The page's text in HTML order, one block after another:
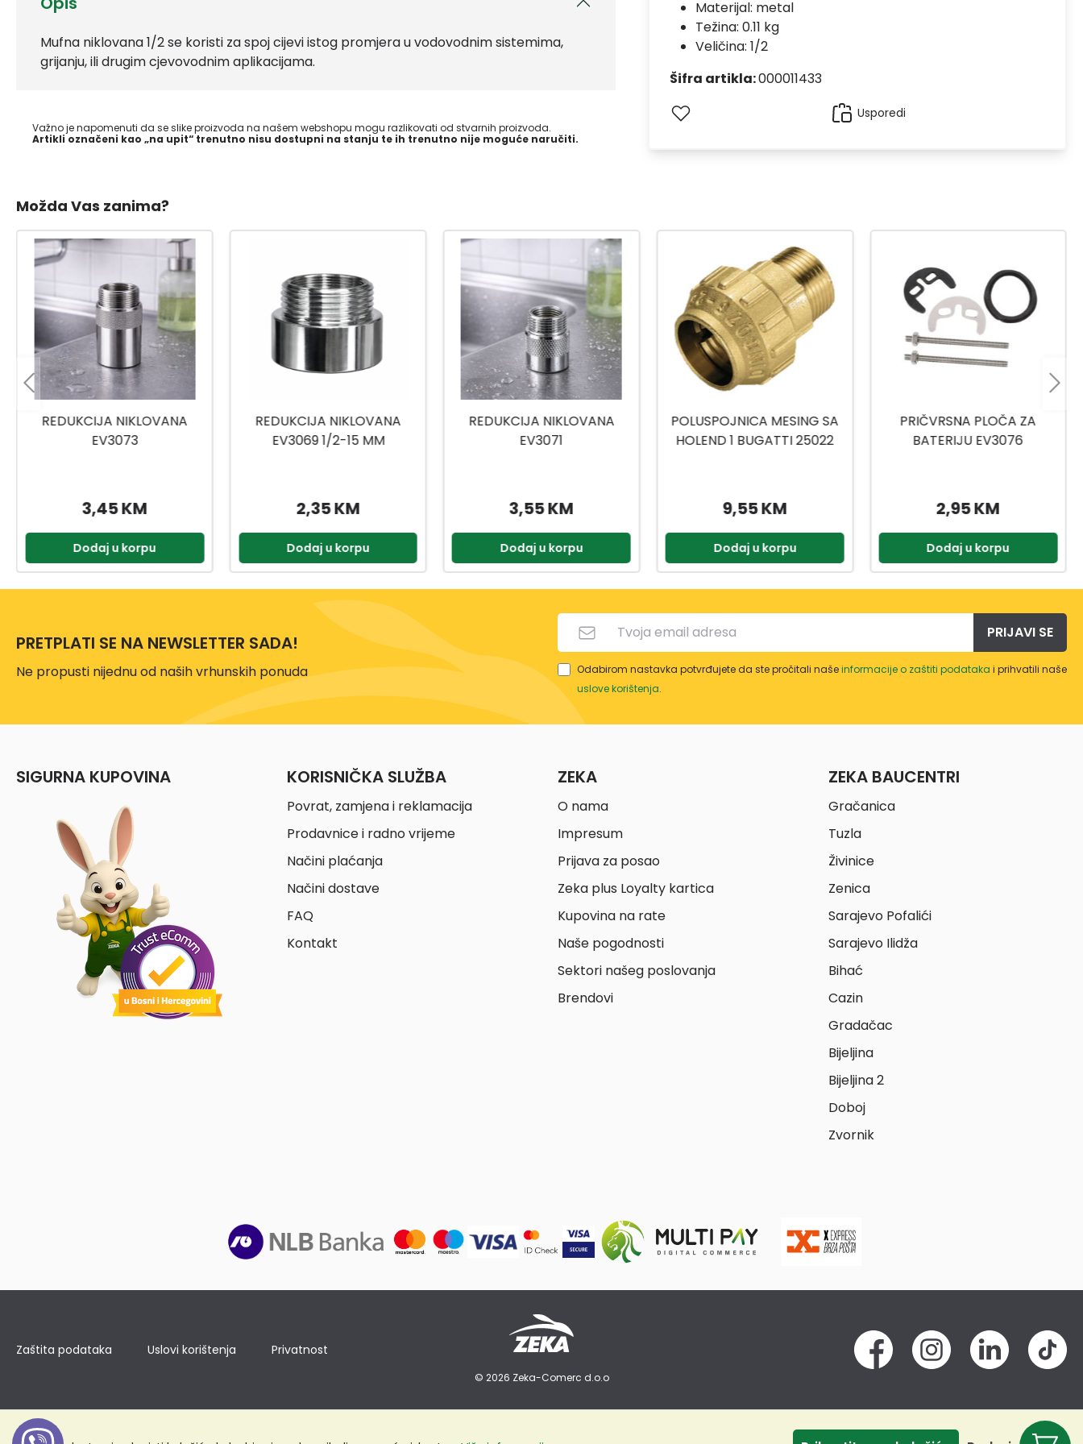
Mufna niklovana 1/2 se koristi za spoj cijevi istog promjera u vodovodnim sistemima,
grijanju, ili drugim cjevovodnim aplikacijama.
Važno je napomenuti da se slike proizvoda na našem webshopu mogu razlikovati od stvarnih proizvoda.
Artikli označeni kao „na upit“ trenutno nisu dostupni na stanju te ih trenutno nije moguće naručiti.
Materijal: metal
Težina: 0.11 kg
Veličina: 1/2
Šifra artikla:000011433
Usporedi
Možda Vas zanima?
REDUKCIJA NIKLOVANA
EV3069 1/2-15 MM
2,35 KM
Dodaj u korpu
REDUKCIJA NIKLOVANA
EV3071
3,55 KM
Dodaj u korpu
POLUSPOJNICA MESING SA
HOLEND 1 BUGATTI 25022
9,55 KM
Dodaj u korpu
PRIČVRSNA PLOČA ZA
BATERIJU EV3076
2,95 KM
Dodaj u korpu
REDUKCIJA NIKLOVANA
EV3070 1/2-20 MM
2,75 KM
Dodaj u korpu
PRETPLATI SE NA NEWSLETTER SADA!
Ne propusti nijednu od naših vrhunskih ponuda
PRIJAVI SE
Odabirom nastavka potvrđujete da ste pročitali našeinformacije o zaštiti podataka i prihvatili naše
uslove korištenja.
SIGURNA KUPOVINA KORISNIČKA SLUŽBA
Povrat, zamjena i reklamacija
Prodavnice i radno vrijeme
Načini plaćanja
Načini dostave
FAQ
Kontakt
ZEKA
O nama
Impresum
Prijava za posao
Zeka plus Loyalty kartica
Kupovina na rate
Naše pogodnosti
Sektori našeg poslovanja
Brendovi
ZEKA BAUCENTRI
Gračanica
Tuzla
Živinice
Zenica
Sarajevo Pofalići
Sarajevo Ilidža
Bihać
Cazin
Gradačac
Bijeljina
Bijeljina 2
Doboj
Zvornik
Zaštita podataka Uslovi korištenja Privatnost
© 2026 Zeka-Comerc d.o.o